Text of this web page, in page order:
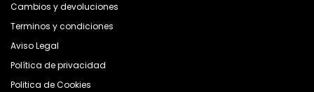
Cambios y devoluciones
Terminos y condiciones
Aviso Legal
Política de privacidad
Politica de Cookies